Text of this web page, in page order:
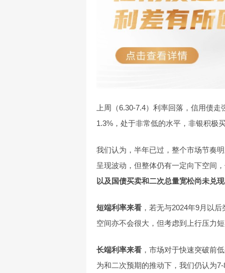
上周（6.30-7.4）利率回落，信用债
1.3%，处于非常低的水平，非银积极
我们认为，半年已过，整个市场节奏
呈现波动，但整体仍有一定向下空间
以及国债买卖和二次总量宽松尚未兑
短端利率来看 ，若无与2024年9月以
空间亦不会很大，但考虑到上行压力
长端利率来看 ，市场对于快速突破前
为和二次预期的推动下，我们仍认为